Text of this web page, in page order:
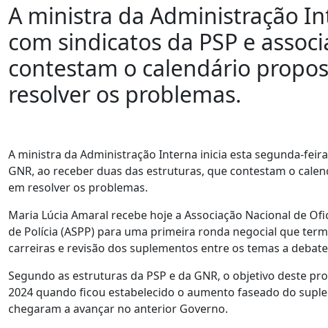
A ministra da Administração
com sindicatos da PSP e
contestam o calendário
resolver os problemas.
A ministra da Administração Interna inicia esta segunda-
GNR, ao receber duas das estruturas, que contestam o
em resolver os problemas.
Maria Lúcia Amaral recebe hoje a Associação Nacional de
de Polícia (ASPP) para uma primeira ronda negocial que
carreiras e revisão dos suplementos entre os temas a
Segundo as estruturas da PSP e da GNR, o objetivo deste
2024 quando ficou estabelecido o aumento faseado do
chegaram a avançar no anterior Governo.